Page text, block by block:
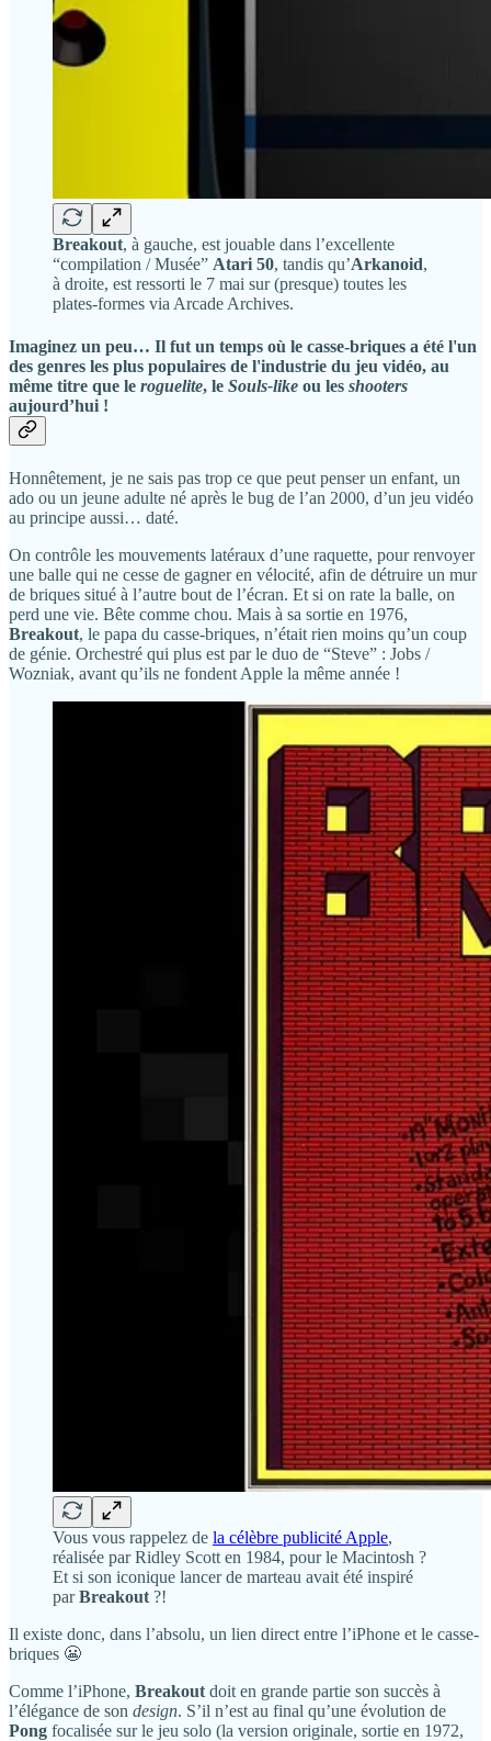
Breakout, à gauche, est jouable dans l’excellente
“compilation / Musée” Atari 50, tandis qu’Arkanoid,
à droite, est ressorti le 7 mai sur (presque) toutes les
plates-formes via Arcade Archives.
Imaginez un peu… Il fut un temps où le casse-briques a été l'un
des genres les plus populaires de l'industrie du jeu vidéo, au
même titre que le roguelite, le Souls-like ou les shooters
aujourd’hui !
Honnêtement, je ne sais pas trop ce que peut penser un enfant, un
ado ou un jeune adulte né après le bug de l’an 2000, d’un jeu vidéo
au principe aussi… daté.
On contrôle les mouvements latéraux d’une raquette, pour renvoyer
une balle qui ne cesse de gagner en vélocité, afin de détruire un mur
de briques situé à l’autre bout de l’écran. Et si on rate la balle, on
perd une vie. Bête comme chou. Mais à sa sortie en 1976,
Breakout, le papa du casse-briques, n’était rien moins qu’un coup
de génie. Orchestré qui plus est par le duo de “Steve” : Jobs /
Wozniak, avant qu’ils ne fondent Apple la même année !
Vous vous rappelez de la célèbre publicité Apple,
réalisée par Ridley Scott en 1984, pour le Macintosh ?
Et si son iconique lancer de marteau avait été inspiré
parBreakout ?!
Il existe donc, dans l’absolu, un lien direct entre l’iPhone et le casse-
briques 😬
Comme l’iPhone, Breakout doit en grande partie son succès à
l’élégance de son design. S’il n’est au final qu’une évolution de
Pong focalisée sur le jeu solo (la version originale, sortie en 1972,